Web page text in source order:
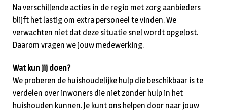
Na verschillende acties in de regio met zorg aanbieders
blijft het lastig om extra personeel te vinden. We
verwachten niet dat deze situatie snel wordt opgelost.
Daarom vragen we jouw medewerking.
Wat kun jij doen?
We proberen de huishoudelijke hulp die beschikbaar is te
verdelen over inwoners die niet zonder hulp in het
huishouden kunnen. Je kunt ons helpen door naar jouw